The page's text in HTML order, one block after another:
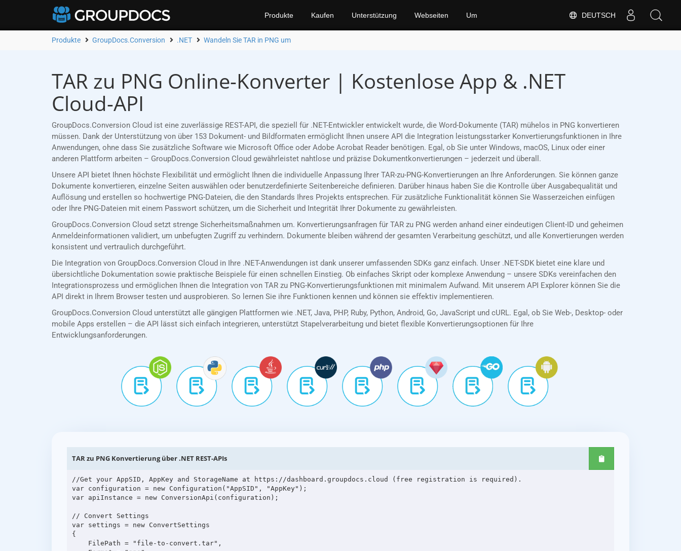
DEUTSCH
Produkte Kaufen Unterstützung Webseiten Um
Produkte GroupDocs.Conversion .NET Wandeln Sie TAR in PNG um
TAR zu PNG Online-Konverter | Kostenlose App & .NET
Cloud-API
GroupDocs.Conversion Cloud ist eine zuverlässige REST-API, die speziell für .NET-Entwickler entwickelt wurde, die Word-Dokumente (TAR) mühelos in PNG konvertieren
müssen. Dank der Unterstützung von über 153 Dokument- und Bildformaten ermöglicht Ihnen unsere API die Integration leistungsstarker Konvertierungsfunktionen in Ihre
Anwendungen, ohne dass Sie zusätzliche Software wie Microsoft Office oder Adobe Acrobat Reader benötigen. Egal, ob Sie unter Windows, macOS, Linux oder einer
anderen Plattform arbeiten – GroupDocs.Conversion Cloud gewährleistet nahtlose und präzise Dokumentkonvertierungen – jederzeit und überall.
Unsere API bietet Ihnen höchste Flexibilität und ermöglicht Ihnen die individuelle Anpassung Ihrer TAR-zu-PNG-Konvertierungen an Ihre Anforderungen. Sie können ganze
Dokumente konvertieren, einzelne Seiten auswählen oder benutzerdefinierte Seitenbereiche definieren. Darüber hinaus haben Sie die Kontrolle über Ausgabequalität und
Auflösung und erstellen so hochwertige PNG-Dateien, die den Standards Ihres Projekts entsprechen. Für zusätzliche Funktionalität können Sie Wasserzeichen einfügen
oder Ihre PNG-Dateien mit einem Passwort schützen, um die Sicherheit und Integrität Ihrer Dokumente zu gewährleisten.
GroupDocs.Conversion Cloud setzt strenge Sicherheitsmaßnahmen um. Konvertierungsanfragen für TAR zu PNG werden anhand einer eindeutigen Client-ID und geheimen
Anmeldeinformationen validiert, um unbefugten Zugriff zu verhindern. Dokumente bleiben während der gesamten Verarbeitung geschützt, und alle Konvertierungen werden
konsistent und vertraulich durchgeführt.
Die Integration von GroupDocs.Conversion Cloud in Ihre .NET-Anwendungen ist dank unserer umfassenden SDKs ganz einfach. Unser .NET-SDK bietet eine klare und
übersichtliche Dokumentation sowie praktische Beispiele für einen schnellen Einstieg. Ob einfaches Skript oder komplexe Anwendung – unsere SDKs vereinfachen den
Integrationsprozess und ermöglichen Ihnen die Integration von TAR zu PNG-Konvertierungsfunktionen mit minimalem Aufwand. Mit unserem API Explorer können Sie die
API direkt in Ihrem Browser testen und ausprobieren. So lernen Sie ihre Funktionen kennen und können sie effektiv implementieren.
GroupDocs.Conversion Cloud unterstützt alle gängigen Plattformen wie .NET, Java, PHP, Ruby, Python, Android, Go, JavaScript und cURL. Egal, ob Sie Web-, Desktop- oder
mobile Apps erstellen – die API lässt sich einfach integrieren, unterstützt Stapelverarbeitung und bietet flexible Konvertierungsoptionen für Ihre
Entwicklungsanforderungen.
TAR zu PNG Konvertierung über .NET REST-APIs
//Get your AppSID, AppKey and StorageName at https://dashboard.groupdocs.cloud (free registration is required).
var configuration = new Configuration("AppSID", "AppKey");
var apiInstance = new ConversionApi(configuration);
// Convert Settings
var settings = new ConvertSettings
{